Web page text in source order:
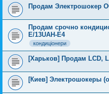
Продам Электрошокер
Продам срочно
E/13UAH-E4
кондиціонери
[Харьков] Продам LCD,
[Киев] Электрошокеры